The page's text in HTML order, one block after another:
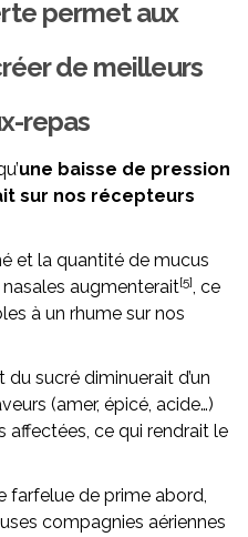
permet aux
de meilleurs
repas
une baisse de pression
sur nos récepteurs
et la quantité de mucus
augmenterait[5], ce
à un rhume sur nos
sucré diminuerait d’un
(amer, épicé, acide…)
affectées, ce qui rendrait le
farfelue de prime abord,
compagnies aériennes